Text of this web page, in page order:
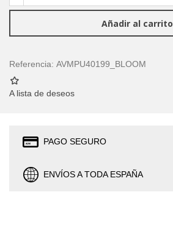
Añadir al carrito
Referencia: AVMPU40199_BLOOM
A lista de deseos
PAGO SEGURO
ENVÍOS A TODA ESPAÑA